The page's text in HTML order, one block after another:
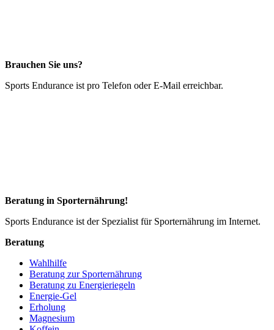
Brauchen Sie uns?
Sports Endurance ist pro Telefon oder E-Mail erreichbar.
Beratung in Sporternährung!
Sports Endurance ist der Spezialist für Sporternährung im Internet.
Beratung
Wahlhilfe
Beratung zur Sporternährung
Beratung zu Energieriegeln
Energie-Gel
Erholung
Magnesium